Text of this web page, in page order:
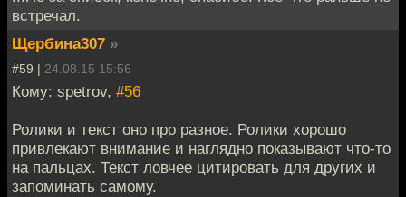
встречал.
Щербина307 »
#59 | 24.08.15 15:56
Кому: spetrov, #56
Ролики и текст оно про разное. Ролики хорошо
привлекают внимание и наглядно показывают что-то
на пальцах. Текст ловчее цитировать для других и
запоминать самому.